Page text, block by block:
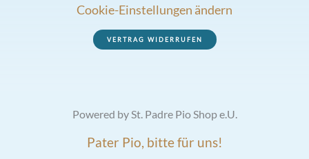
Cookie-Einstellungen ändern
VERTRAG WIDERRUFEN
Powered by St. Padre Pio Shop e.U.
Pater Pio, bitte für uns!